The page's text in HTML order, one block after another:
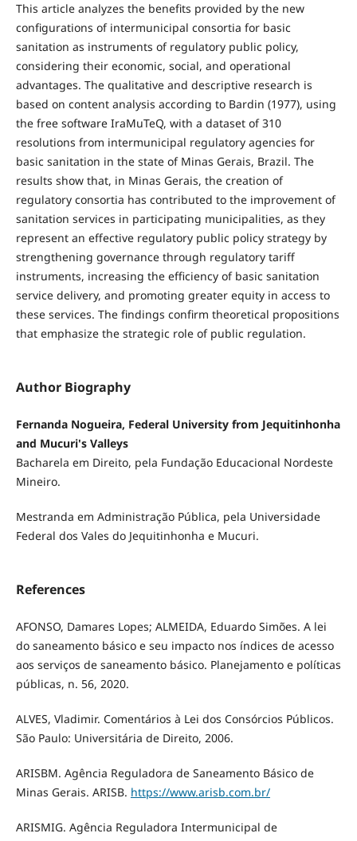
This article analyzes the benefits provided by the new
configurations of intermunicipal consortia for basic
sanitation as instruments of regulatory public policy,
considering their economic, social, and operational
advantages. The qualitative and descriptive research is
based on content analysis according to Bardin (1977), using
the free software IraMuTeQ, with a dataset of 310
resolutions from intermunicipal regulatory agencies for
basic sanitation in the state of Minas Gerais, Brazil. The
results show that, in Minas Gerais, the creation of
regulatory consortia has contributed to the improvement of
sanitation services in participating municipalities, as they
represent an effective regulatory public policy strategy by
strengthening governance through regulatory tariff
instruments, increasing the efficiency of basic sanitation
service delivery, and promoting greater equity in access to
these services. The findings confirm theoretical propositions
that emphasize the strategic role of public regulation.
Author Biography
Fernanda Nogueira, Federal University from Jequitinhonha
and Mucuri's Valleys
Bacharela em Direito, pela Fundação Educacional Nordeste
Mineiro.
Mestranda em Administração Pública, pela Universidade
Federal dos Vales do Jequitinhonha e Mucuri.
References
AFONSO, Damares Lopes; ALMEIDA, Eduardo Simões. A lei
do saneamento básico e seu impacto nos índices de acesso
aos serviços de saneamento básico. Planejamento e políticas
públicas, n. 56, 2020.
ALVES, Vladimir. Comentários à Lei dos Consórcios Públicos.
São Paulo: Universitária de Direito, 2006.
ARISBM. Agência Reguladora de Saneamento Básico de
Minas Gerais. ARISB. https://www.arisb.com.br/
ARISMIG. Agência Reguladora Intermunicipal de